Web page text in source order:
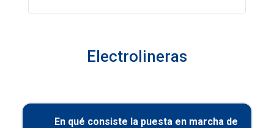
Electrolineras
En qué consiste la puesta en marcha de